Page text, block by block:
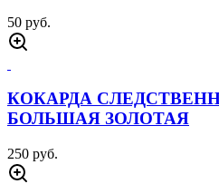
50 руб.
КОКАРДА
БОЛЬШАЯ ЗОЛОТАЯ
250 руб.